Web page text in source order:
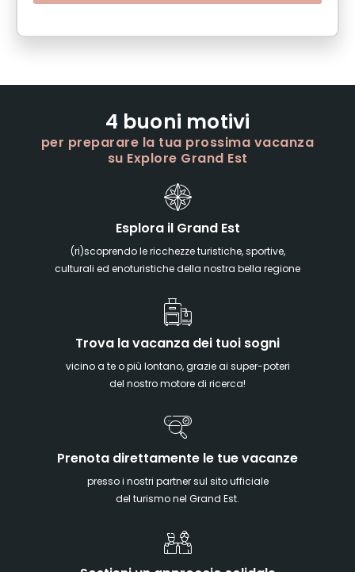
4 buoni motivi
per preparare la tua prossima vacanza
su Explore Grand Est
Esplora il Grand Est
(ri)scoprendo le ricchezze turistiche, sportive,
culturali ed enoturistiche della nostra bella regione
Trova la vacanza dei tuoi sogni
vicino a te o più lontano, grazie ai super-poteri
del nostro motore di ricerca!
Prenota direttamente le tue vacanze
presso i nostri partner sul sito ufficiale
del turismo nel Grand Est.